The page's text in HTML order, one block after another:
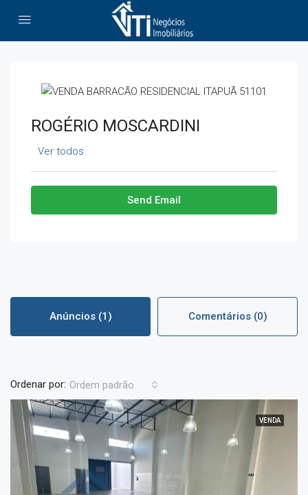
ROGÉRIO MOSCARDINI
Ver todos
Send Email
Anúncios (1) Comentários (0)
Ordenar por: Ordem padrão
VENDA